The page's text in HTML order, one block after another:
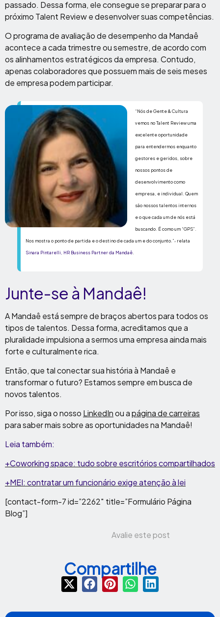
passado. Dessa forma, ele consegue se preparar para o
próximo Talent Review e desenvolver suas competências.
O programa de avaliação de desempenho da Mandaê
acontece a cada trimestre ou semestre, de acordo com
os alinhamentos estratégicos da empresa. Contudo,
apenas colaboradores que possuem mais de seis meses
de empresa podem participar.
“Nós de Gente & Cultura
vemos no Talent Review uma
excelente oportunidade
para entendermos enquanto
gestores e geridos, sobre
nossos pontos de
desenvolvimento como
empresa, e individual. Quem
são nossos talentos internos
e o que cada um de nós está
buscando. É como um “GPS”.
Nos mostra o ponto de partida e o destino de cada um e do conjunto.”, relata
Sinara Pintarelli, HR Business Partner da Mandaê.
Junte-se à Mandaê!
A Mandaê está sempre de braços abertos para todos os
tipos de talentos. Dessa forma, acreditamos que a
pluralidade impulsiona a sermos uma empresa ainda mais
forte e culturalmente rica.
Então, que tal conectar sua história à Mandaê e
transformar o futuro? Estamos sempre em busca de
novos talentos.
Por isso, siga o nosso LinkedInou apágina de carreiras
para saber mais sobre as oportunidades na Mandaê!
Leia também:
+Coworking space: tudo sobre escritórios compartilhados
+MEI: contratar um funcionário exige atenção à lei
[contact-form-7 id=”2262″ title=”Formulário Página
Blog”]
Avalie este post
Compartilhe